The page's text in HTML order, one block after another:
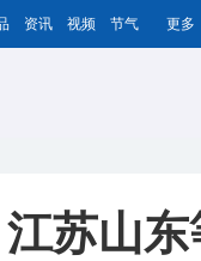
资讯 视频 节气 更多
苏山